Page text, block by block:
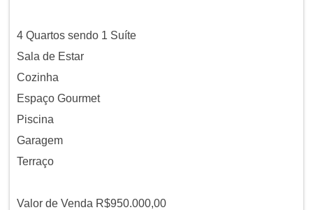
4 Quartos sendo 1 Suíte
Sala de Estar
Cozinha
Espaço Gourmet
Piscina
Garagem
Terraço
Valor de Venda R$950.000,00